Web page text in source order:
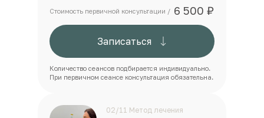
Количество сеансов подбирается индивидуально.
При первичном сеансе консультация обязательна.
6 500 ₽
Стоимость первичной консультации /
Записаться
02/11 Метод лечения